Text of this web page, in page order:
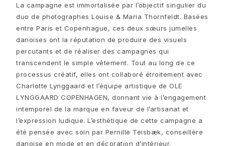
Couleurs
Romance
Symboles
Découvrez
Nouveautés
Cadeaux populaires
Présentations emblématiques
Les bijoux | A Place for Dreams
Les bijoux de mariage de Ruud
La campagne est immortalisée par l’objectif singulier du
duo de photographes Louise & Maria Thornfeldt. Basées
entre Paris et Copenhague, ces deux sœurs jumelles
danoises ont la réputation de produire des visuels
percutants et de réaliser des campagnes qui
transcendent le simple vêtement. Tout au long de ce
processus créatif, elles ont collaboré étroitement avec
Charlotte Lynggaard et l’équipe artistique de OLE
LYNGGAARD COPENHAGEN, donnant vie à l’engagement
intemporel de la marque en faveur de l’artisanat et
l’expression ludique. L’esthétique de cette campagne a
été pensée avec soin par Pernille Teisbæk, conseillère
danoise en mode et en décoration d’intérieur.